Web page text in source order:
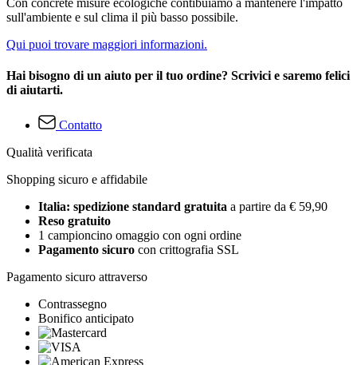
Con concrete misure ecologiche contibuiamo a mantenere l'impatto
sull'ambiente e sul clima il più basso possibile.
Qui puoi trovare maggiori informazioni.
Hai bisogno di un aiuto per il tuo ordine? Scrivici e saremo felici
di aiutarti.
Contatto
Qualità verificata
Shopping sicuro e affidabile
Italia: spedizione standard gratuita a partire da € 59,90
Reso gratuito
1 campioncino omaggio con ogni ordine
Pagamento sicuro con crittografia SSL
Pagamento sicuro attraverso
Contrassegno
Bonifico anticipato